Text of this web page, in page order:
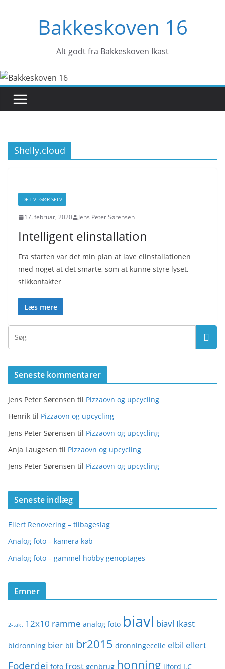
Bakkeskoven 16
Alt godt fra Bakkeskoven Ikast
Shelly.cloud
DET VI GØR SELV
17. februar, 2020 Jens Peter Sørensen
Intelligent elinstallation
Fra starten var det min plan at lave elinstallationen
med noget at det smarte, som at kunne styre lyset,
stikkontakter
Læs mere
Seneste kommentarer
Jens Peter Sørensen til Pizzaovn og upcycling
Henrik til Pizzaovn og upcycling
Jens Peter Sørensen til Pizzaovn og upcycling
Anja Laugesen til Pizzaovn og upcycling
Jens Peter Sørensen til Pizzaovn og upcycling
Seneste indlæg
Ellert Renovering – tilbageslag
Analog foto – kamera køb
Analog foto – gammel hobby genoptages
Emner
2-takt 12x10 ramme analog foto biavl biavl Ikast
bidronning bier bil br2015 dronningecelle elbil ellert
Foderdej foto frost genbrug honning ilford J.C